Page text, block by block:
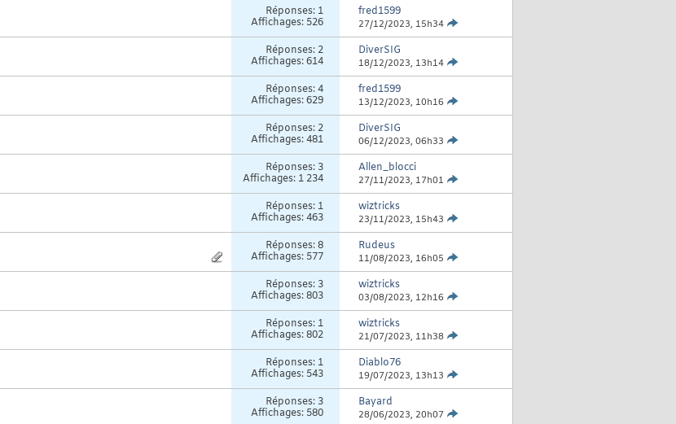
Réponses: 1
Affichages: 526
fred1599
27/12/2023, 15h34
Réponses: 2
Affichages: 614
DiverSIG
18/12/2023, 13h14
Réponses:4
Affichages: 629
fred1599
13/12/2023, 10h16
Réponses: 2
Affichages: 481
DiverSIG
06/12/2023, 06h33
Réponses: 3
Affichages: 1 234
Allen_blocci
27/11/2023, 17h01
Réponses: 1
Affichages: 463
wiztricks
23/11/2023, 15h43
Réponses:8
Affichages: 577
Rudeus
11/08/2023, 16h05
Réponses: 3
Affichages: 803
wiztricks
03/08/2023, 12h16
Réponses: 1
Affichages: 802
wiztricks
21/07/2023, 11h38
Réponses: 1
Affichages: 543
Diablo76
19/07/2023, 13h13
Réponses: 3
Affichages: 580
Bayard
28/06/2023, 20h07